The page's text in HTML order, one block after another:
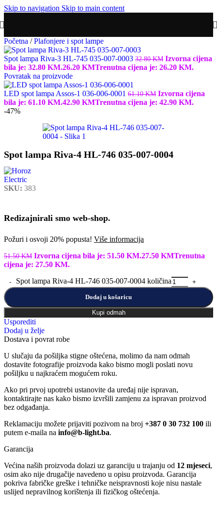
Skip to navigation Skip to main content
Početna / Plafonjere i spot lampe
Spot lampa Riva-3 HL-745 035-007-0003 32.80KM Izvorna cijena
bila je: 32.80 KM.26.20 KMTrenutna cijena je: 26.20 KM.
Povratak na proizvode
LED spot lampa Assos-1 036-006-0001 61.10KM Izvorna cijena
bila je: 61.10 KM.42.90 KMTrenutna cijena je: 42.90 KM.
-47%
Spot lampa Riva-4 HL-746 035-007-0004
SKU: 383
Redizajnirali smo web-shop.
Požuri i osvoji 20% popusta! Više informacija
51.50KM Izvorna cijena bila je: 51.50 KM.27.50 KMTrenutna
cijena je: 27.50 KM.
Spot lampa Riva-4 HL-746 035-007-0004 količina
Dodaj u košaricu
Kupi odmah
Usporediti
Dodaj u želje
Dostava i povrat robe
U slučaju da pošiljka stigne oštećena, molimo da nam odmah
dostavite fotografije proizvoda kako bismo mogli poslati novu
pošiljku u najkraćem mogućem roku.
Ako pri prvoj upotrebi ustanovite da uređaj nije ispravan,
kontaktirajte nas kako bismo izvršili zamjenu za ispravan proizvod
bez odgađanja.
Reklamaciju možete prijaviti pozivom na broj +387 0 30 732 100 ili
putem e-maila na info@b-light.ba.
Garancija
Većina naših proizvoda dolazi uz garanciju u trajanju od 12 mjeseci,
osim ako nije drugačije navedeno u opisu proizvoda. Garancija
pokriva fabričke greške i tehničke neispravnosti koje nisu nastale
uslijed nepravilnog korištenja ili fizičkog oštećenja.